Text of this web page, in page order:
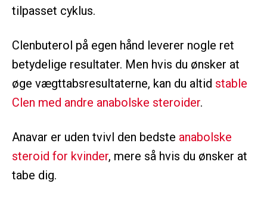
tilpasset cyklus.
Clenbuterol på egen hånd leverer nogle ret
betydelige resultater. Men hvis du ønsker at
øge vægttabsresultaterne, kan du altid stable
Clen med andre anabolske steroider.
Anavar er uden tvivl den bedste anabolske
steroid for kvinder, mere så hvis du ønsker at
tabe dig.